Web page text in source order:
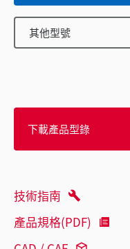
其他型號
下載產品型錄
技術指南
產品規格(PDF)